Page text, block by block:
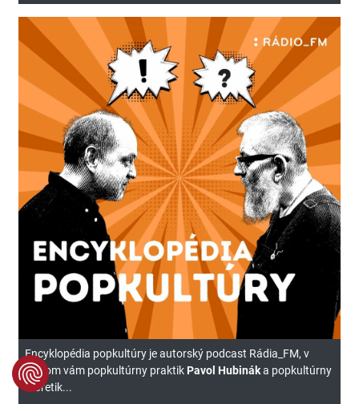
Encyklopédia popkultúry je autorský podcast Rádia_FM, v
ktorom vám popkultúrny praktik Pavol Hubináka popkultúrny
teoretik...